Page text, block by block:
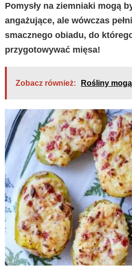
Pomysły na ziemniaki mogą
angażujące, ale wówczas
smacznego obiadu, do
przygotowywać mięsa!
Zobacz również: Rośliny